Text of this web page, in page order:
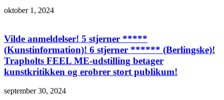
oktober 1, 2024
Vilde anmeldelser! 5 stjerner *****
(Kunstinformation)! 6 stjerner ****** (Berlingske)!
Trapholts FEEL ME-udstilling betager
kunstkritikken og erobrer stort publikum!
september 30, 2024